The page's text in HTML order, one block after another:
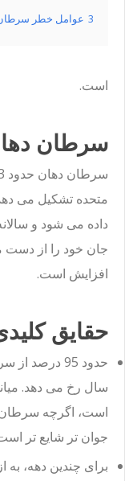
عوامل خطر سرطان
است.
سرطان
جان خود را از دست
افزایش است.
حقایق کلیدی
است، اگرچه سرطان
جوان تر شایع تر است.